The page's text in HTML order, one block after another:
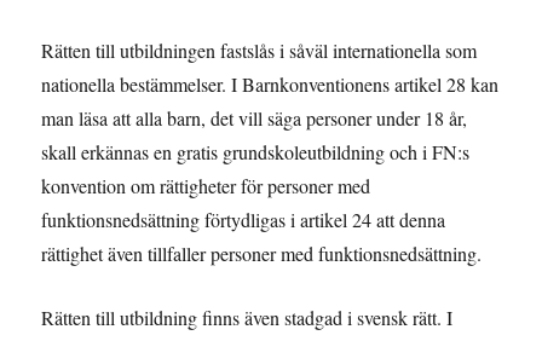
Rätten till utbildningen fastslås i såväl internationella som
nationella bestämmelser. I Barnkonventionens artikel 28 kan
man läsa att alla barn, det vill säga personer under 18 år,
skall erkännas en gratis grundskoleutbildning och i FN:s
konvention om rättigheter för personer med
funktionsnedsättning förtydligas i artikel 24 att denna
rättighet även tillfaller personer med funktionsnedsättning.
Rätten till utbildning finns även stadgad i svensk rätt. I